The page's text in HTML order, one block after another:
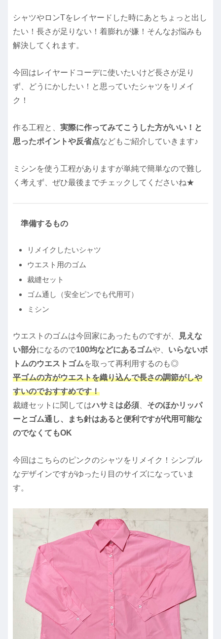
シャツやロンTをレイヤードした時にあとちょっと出し
たい！長さが足りない！着膨れが嫌！そんなお悩みも
解決してくれます。
今回はレイヤードコーデに使いたいけど長さが足り
ず、どうにかしたい！と思っていたシャツをリメイ
ク！
作る工程と、 実際に作ってみてこうした方がいい！と
思ったポイントや反省点などもご紹介していきます♪
ミシンを使う工程がありますが単純で簡単なので難し
く考えず、ぜひ最後までチェックしてくださいね★
準備するもの
リメイクしたいシャツ
ウエスト用のゴム
裁縫セット
ゴム通し（安全ピンでも代用可）
ミシン
ウエストのゴムは今回家にあったものですが、
見えな
い部分になるので100均などにあるゴムや、 いらないボ
トムのウエストゴムを取って再利用するのも◎
平ゴムの方がウエストを織り込んで長さの調節がしや
すいのでおすすめです！
裁縫セットに関してはハサミは必須
そのほかリッパ
ーとゴム通し、まち針はあると便利ですが代用可能な
のでなくてもOK
今回はこちらのピンクのシャツをリメイク！シンプル
なデザインですがゆったり目のサイズになっていま
す。